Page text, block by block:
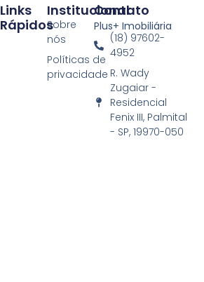
Institucional
Sobre
nós
Políticas de
privacidade
Links
Rápidos
Contato
Plus+ Imobiliária
(18) 97602-
4952
R. Wady
Zugaiar -
Residencial
Fenix III, Palmital
- SP, 19970-050